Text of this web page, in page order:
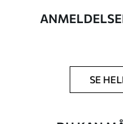
Efterbehandling
med
muligheder
SE